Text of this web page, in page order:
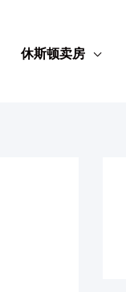
休斯顿卖房